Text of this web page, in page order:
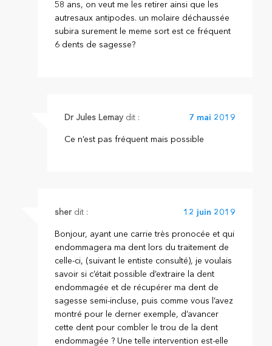
58 ans, on veut me les retirer ainsi que les
autresaux antipodes. un molaire déchaussée
subira surement le meme sort est ce fréquent
6 dents de sagesse?
Dr Jules Lemay dit : 7 mai 2019
Ce n’est pas fréquent mais possible
sher dit : 12 juin 2019
Bonjour, ayant une carrie très pronocée et qui
endommagera ma dent lors du traitement de
celle-ci, (suivant le entiste consulté), je voulais
savoir si c’était possible d’extraire la dent
endommagée et de récupérer ma dent de
sagesse semi-incluse, puis comme vous l’avez
montré pour le derner exemple, d’avancer
cette dent pour combler le trou de la dent
endommagée ? Une telle intervention est-elle